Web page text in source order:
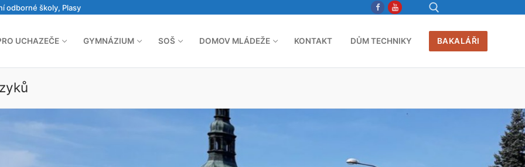
odborné školy, Plasy
UCHAZEČE GYMNÁZIUM SOŠ DOMOV MLÁDEŽE KONTAKT DŮM TECHNIKY BAKALÁŘI